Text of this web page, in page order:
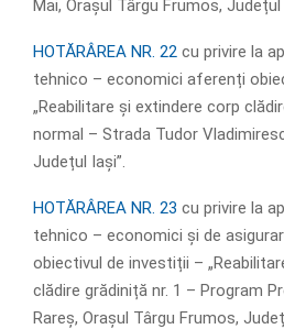
Mai, Orașul Târgu Frumos, Județul
HOTĂRÂREA NR. 22 cu privire la
tehnico – economici aferenți
„Reabilitare și extindere corp
normal – Strada Tudor
Județul Iași”.
HOTĂRÂREA NR. 23 cu privire la
tehnico – economici și de
obiectivul de investiții –
clădire grădiniță nr. 1 – Program
Rareș, Orașul Târgu Frumos,